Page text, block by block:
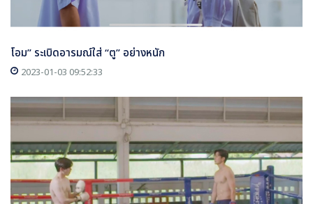
โอม” ระเบิดอารมณ์ใส่ “ตู” อย่างหนัก
2023-01-03 09:52:33